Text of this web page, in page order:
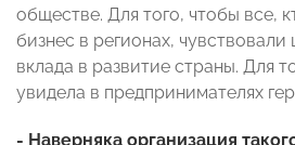
обществе. Для того, чтобы все,
бизнес в регионах, чувствовали
вклада в развитие страны. Для
увидела в предпринимателях
- Наверняка организация